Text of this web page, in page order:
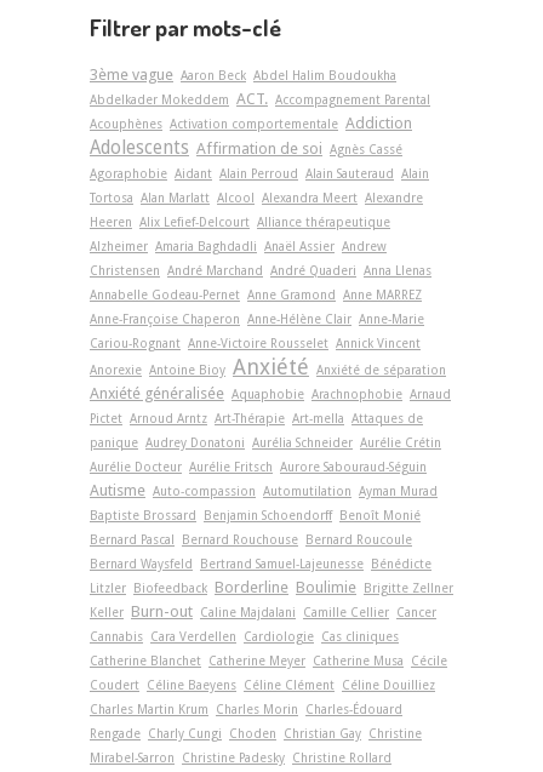
Filtrer par mots-clé
3ème vague Aaron Beck Abdel Halim Boudoukha
Abdelkader Mokeddem ACT. Accompagnement Parental
Acouphènes Activation comportementale Addiction
Adolescents Affirmation de soi Agnès Cassé
Agoraphobie Aidant Alain Perroud Alain Sauteraud
Alain
Tortosa Alan Marlatt Alcool Alexandra Meert Alexandre
Heeren Alix Lefief-Delcourt Alliance thérapeutique
Alzheimer Amaria Baghdadli Anaël Assier Andrew
Christensen André Marchand André Quaderi Anna Llenas
Annabelle Godeau-Pernet Anne Gramond
Anne MARREZ
Anne-Françoise Chaperon Anne-Hélène Clair Anne-Marie
Cariou-Rognant Anne-Victoire Rousselet Annick Vincent
Anorexie Antoine Bioy Anxiété Anxiété de séparation
Anxiété généralisée Aquaphobie Arachnophobie Arnaud
Pictet Arnoud Arntz Art-Thérapie Art-­mella Attaques de
panique Audrey Donatoni Aurélia Schneider Aurélie Crétin
Aurélie Docteur Aurélie Fritsch Aurore Sabouraud-Séguin
Autisme Auto-compassion Automutilation Ayman Murad
Baptiste Brossard
Benjamin Schoendorff
Benoît Monié
Bernard Pascal
Bernard Rouchouse
Bernard Roucoule
Bernard Waysfeld
Bertrand Samuel-Lajeunesse
Bénédicte
Litzler
Biofeedback Borderline Boulimie
Brigitte Zellner
Keller Burn-out Caline Majdalani Camille Cellier Cancer
Cannabis Cara Verdellen Cardiologie Cas cliniques
Catherine Blanchet Catherine Meyer Catherine Musa
Cécile
Coudert Céline Baeyens Céline Clément Céline Douilliez
Charles Martin Krum
Charles Morin
Charles-Édouard
Rengade Charly Cungi Choden Christian Gay Christine
Mirabel-Sarron
Christine Padesky Christine Rollard